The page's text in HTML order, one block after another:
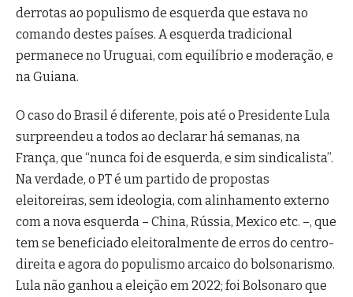
derrotas ao populismo de esquerda que estava no
comando destes países. A esquerda tradicional
permanece no Uruguai, com equilíbrio e moderação, e
na Guiana.
O caso do Brasil é diferente, pois até o Presidente Lula
surpreendeu a todos ao declarar há semanas, na
França, que “nunca foi de esquerda, e sim sindicalista”.
Na verdade, o PT é um partido de propostas
eleitoreiras, sem ideologia, com alinhamento externo
com a nova esquerda – China, Rússia, Mexico etc. –, que
tem se beneficiado eleitoralmente de erros do centro-
direita e agora do populismo arcaico do bolsonarismo.
Lula não ganhou a eleição em 2022; foi Bolsonaro que